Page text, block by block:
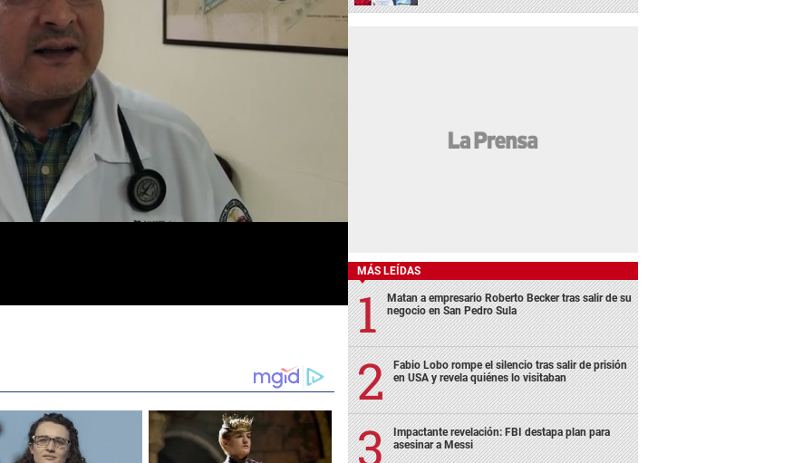
MÁS LEÍDAS
Matan a empresario Roberto Becker tras salir de su
negocio en San Pedro Sula
Fabio Lobo rompe el silencio tras salir de prisión
en USA y revela quiénes lo visitaban
Impactante revelación: FBI destapa plan para
asesinar a Messi